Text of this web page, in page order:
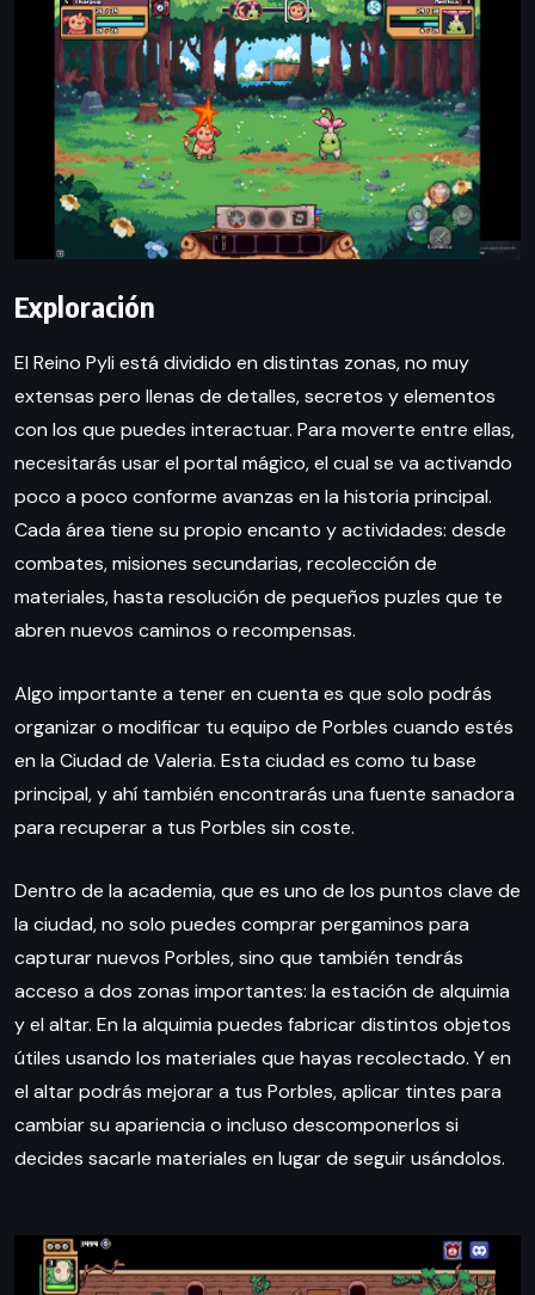
Exploración
El Reino Pyli está dividido en distintas zonas, no muy
extensas pero llenas de detalles, secretos y elementos
con los que puedes interactuar. Para moverte entre ellas,
necesitarás usar el portal mágico, el cual se va activando
poco a poco conforme avanzas en la historia principal.
Cada área tiene su propio encanto y actividades: desde
combates, misiones secundarias, recolección de
materiales, hasta resolución de pequeños puzles que te
abren nuevos caminos o recompensas.
Algo importante a tener en cuenta es que solo podrás
organizar o modificar tu equipo de Porbles cuando estés
en la Ciudad de Valeria. Esta ciudad es como tu base
principal, y ahí también encontrarás una fuente sanadora
para recuperar a tus Porbles sin coste.
Dentro de la academia, que es uno de los puntos clave de
la ciudad, no solo puedes comprar pergaminos para
capturar nuevos Porbles, sino que también tendrás
acceso a dos zonas importantes: la estación de alquimia
y el altar. En la alquimia puedes fabricar distintos objetos
útiles usando los materiales que hayas recolectado. Y en
el altar podrás mejorar a tus Porbles, aplicar tintes para
cambiar su apariencia o incluso descomponerlos si
decides sacarle materiales en lugar de seguir usándolos.